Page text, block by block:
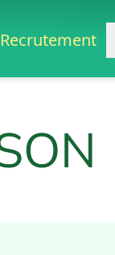
Recrutement